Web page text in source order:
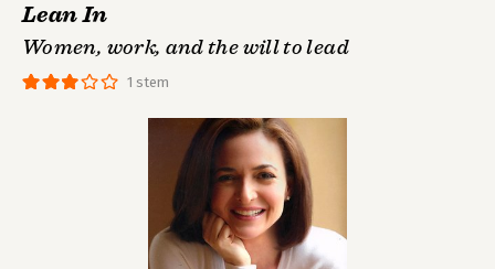
1 stem
Lean In
Women, work, and the will to lead